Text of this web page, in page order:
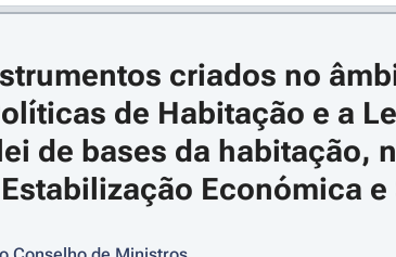
para navegar pelos dias do calendário; Use cmd ou
criados no
de Habitação e a
de bases da habitação,
Económica e